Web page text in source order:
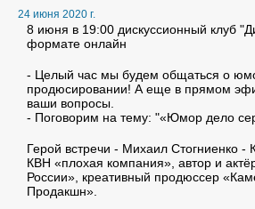
24 июня 2020 г.
8 июня в 19:00 дискуссионный клуб
формате онлайн
- Целый час мы будем общаться о
продюсировании! А еще в прямом
ваши вопросы.
- Поговорим на тему: "«Юмор дело
Герой встречи - Михаил Стогниенко -
КВН «плохая компания», автор и
России», креативный продюссер
Продакшн».